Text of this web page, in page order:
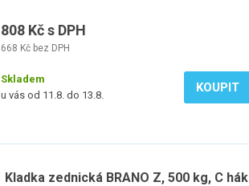
808 Kč s DPH
668 Kč bez DPH
Skladem
u vás od 11.8. do 13.8.
KOUPIT
Kladka zednická BRANO Z, 500 kg, C hák